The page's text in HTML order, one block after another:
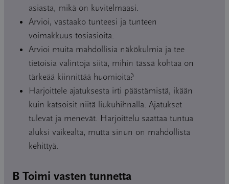
asiasta, mikä on kuvitelmaasi.
Arvioi, vastaako tunteesi ja tunteen
voimakkuus tosiasioita.
Arvioi muita mahdollisia näkökulmia ja tee
tietoisia valintoja siitä, mihin tässä kohtaa on
tärkeää kiinnittää huomioita?
Harjoittele ajatuksesta irti päästämistä, ikään
kuin katsoisit niitä liukuhihnalla. Ajatukset
tulevat ja menevät. Harjoittelu saattaa tuntua
aluksi vaikealta, mutta sinun on mahdollista
kehittyä.
B Toimi vasten tunnetta